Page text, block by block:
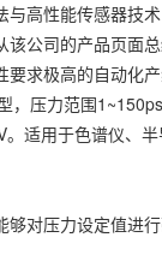
高性能传感器技
公司的产品页面
求极高的自动化产
压力范围
适用于色谱仪、
对压力设定值进